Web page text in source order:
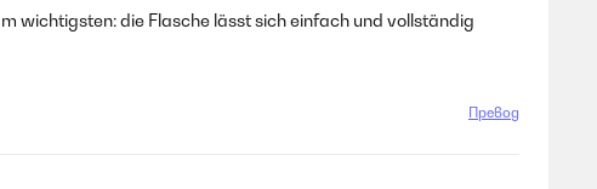
wichtigsten: die Flasche lässt sich einfach und vollständig
Превод